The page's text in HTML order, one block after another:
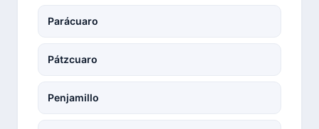
Parácuaro
Pátzcuaro
Penjamillo